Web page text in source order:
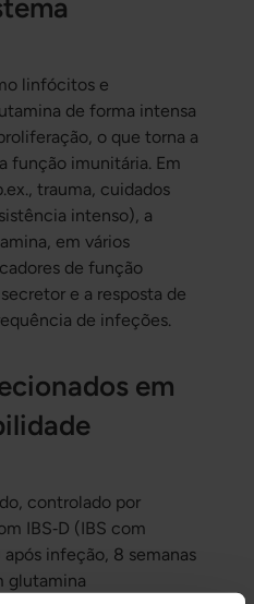
linfócitos e
de forma intensa
o que torna a
função imunitária. Em
trauma, cuidados
intenso), a
em vários
de função
e a resposta de
de infeções.
em
controlado por
IBS‑D (IBS com
infeção, 8 semanas
glutamina